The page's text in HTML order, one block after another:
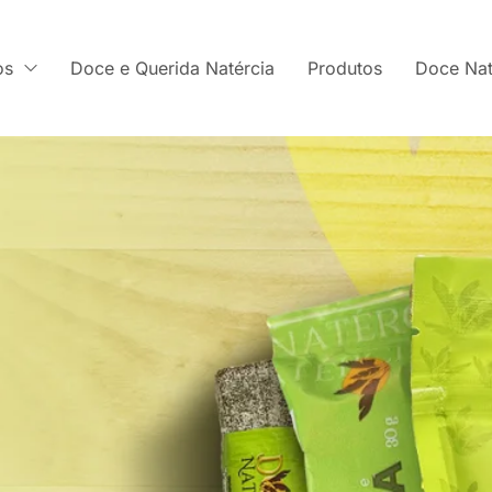
Doce e Querida Natércia Produtos Doce